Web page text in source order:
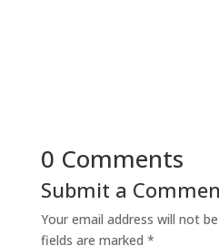
0 Comments
Submit a
Your email address will not
fields are marked *